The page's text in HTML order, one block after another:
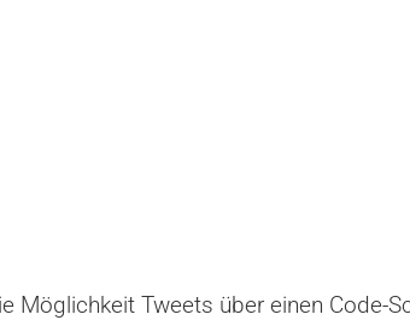
Möglichkeit Tweets über einen Code-